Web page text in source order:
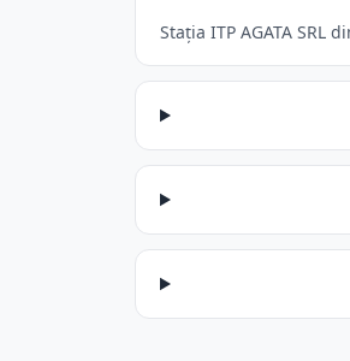
Stația ITP AGATA